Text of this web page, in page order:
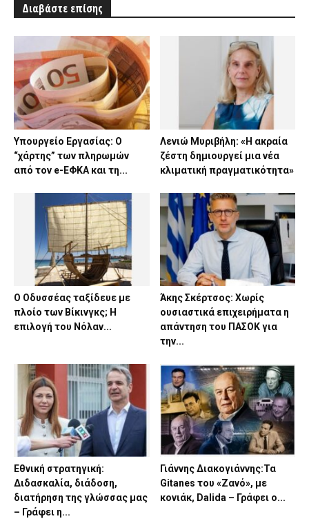
Διαβάστε επίσης
Υπουργείο Εργασίας: Ο
“χάρτης” των πληρωμών
από τον e-ΕΦΚΑ και τη...
Λενιώ Μυριβήλη: «Η ακραία
ζέστη δημιουργεί μια νέα
κλιματική πραγματικότητα»
Ο Οδυσσέας ταξίδευε με
πλοίο των Βίκινγκς; Η
επιλογή του Νόλαν...
Άκης Σκέρτσος: Χωρίς
ουσιαστικά επιχειρήματα η
απάντηση του ΠΑΣΟΚ για
την...
Εθνική στρατηγική:
Διδασκαλία, διάδοση,
διατήρηση της γλώσσας μας
– Γράφει η...
Γιάννης Διακογιάννης:Τα
Gitanes του «Ζανό», με
κονιάκ, Dalida – Γράφει ο...